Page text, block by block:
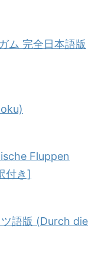
ム 完全日本語版
Fluppen
付き]
語版 (Durch die